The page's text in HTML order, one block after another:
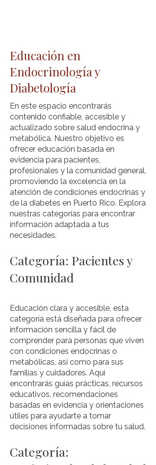
Educación en
Endocrinología y
Diabetología
En este espacio encontrarás
contenido confiable, accesible y
actualizado sobre salud endocrina y
metabólica. Nuestro objetivo es
ofrecer educación basada en
evidencia para pacientes,
profesionales y la comunidad general,
promoviendo la excelencia en la
atención de condiciones endocrinas y
de la diabetes en Puerto Rico. Explora
nuestras categorías para encontrar
información adaptada a tus
necesidades.
Categoría: Pacientes y
Comunidad
Educación clara y accesible, esta
categoría está diseñada para ofrecer
información sencilla y fácil de
comprender para personas que viven
con condiciones endocrinas o
metabólicas, así como para sus
familias y cuidadores. Aquí
encontrarás guías prácticas, recursos
educativos, recomendaciones
basadas en evidencia y orientaciones
útiles para ayudarte a tomar
decisiones informadas sobre tu salud.
Categoría: